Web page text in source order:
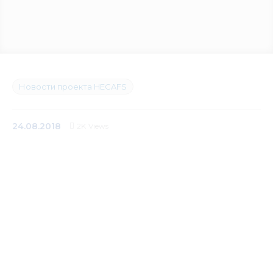
Контакты
Новости проекта HECAFS
24.08.2018